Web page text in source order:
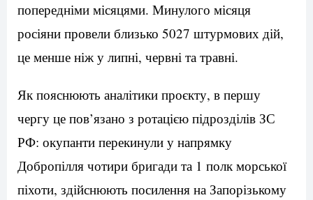
попередніми місяцями. Минулого місяця
росіяни провели близько 5027 штурмових дій,
це менше ніж у липні, червні та травні.
Як пояснюють аналітики проєкту, в першу
чергу це пов’язано з ротацією підрозділів ЗС
РФ: окупанти перекинули у напрямку
Добропілля чотири бригади та 1 полк морської
піхоти, здійснюють посилення на Запорізькому